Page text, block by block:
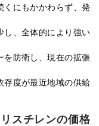
くにもかかわらず、発
し、全体的により強い
を防衛し、現在の拡張
存度が最近地域の供給
スチレンの価格